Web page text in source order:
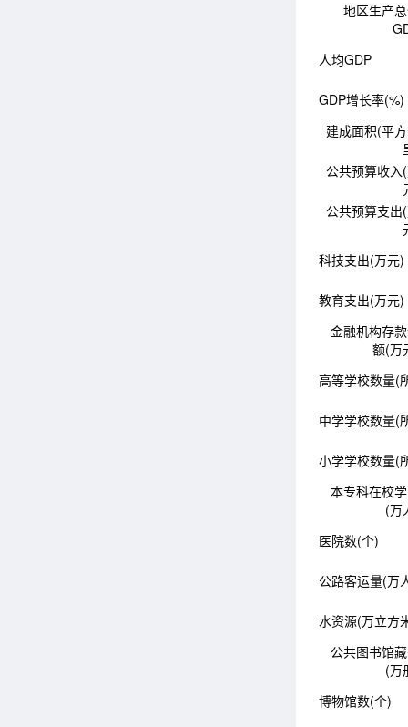
地区生产
人均GDP
GDP增长率(%)
建成面积(平
公共预算收入
公共预算支出
科技支出(万元)
教育支出(万元)
金融机构存
额(万
高等学校数量(
中学学校数量(
小学学校数量(
本专科在校
(万
医院数(个)
公路客运量(万
水资源(万立方
公共图书馆
(万
博物馆数(个)